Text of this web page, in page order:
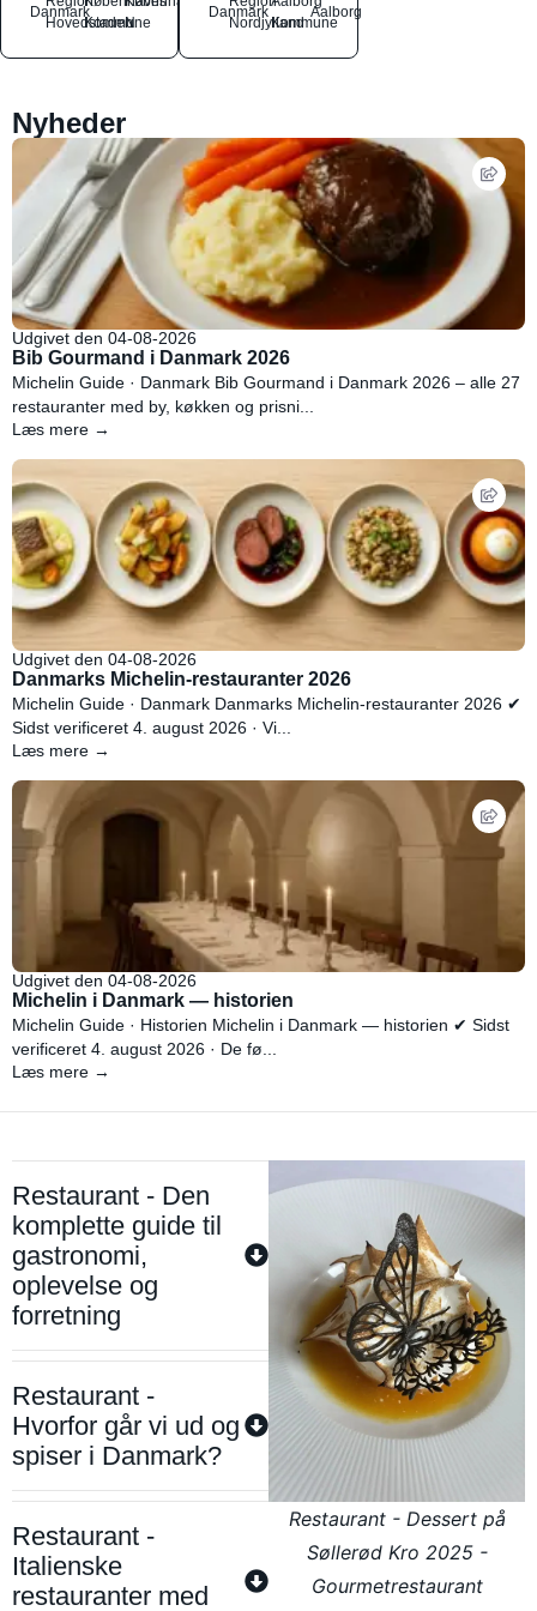
Danmark
Hovedstaden
Kommune
N
Danmark
NordjyllandKommune
Aalborg
Nyheder
Udgivet den 04-08-2026
Bib Gourmand i Danmark 2026
Michelin Guide · Danmark Bib Gourmand i Danmark 2026 – alle 27
restauranter med by, køkken og prisni...
Læs mere →
Udgivet den 04-08-2026
Danmarks Michelin-restauranter 2026
Michelin Guide · Danmark Danmarks Michelin-restauranter 2026 ✔
Sidst verificeret 4. august 2026 · Vi...
Læs mere →
Udgivet den 04-08-2026
Michelin i Danmark — historien
Michelin Guide · Historien Michelin i Danmark — historien ✔ Sidst
verificeret 4. august 2026 · De fø...
Læs mere →
Restaurant - Den
komplette guide til
gastronomi,
oplevelse og
forretning
Restaurant -
Hvorfor går vi ud og
spiser i Danmark?
Restaurant -
Italienske
restauranter med
Restaurant - Dessert på
Søllerød Kro 2025 -
Gourmetrestaurant